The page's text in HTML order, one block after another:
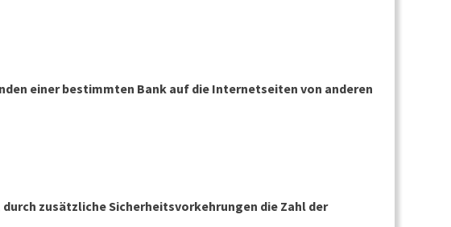
einer bestimmten Bank auf die Internetseiten von anderen
durch zusätzliche Sicherheitsvorkehrungen die Zahl der